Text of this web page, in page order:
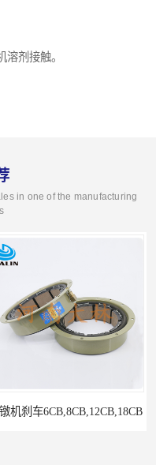
剂接触。
in one of the manufacturing
机刹车6CB,8CB,12CB,18CB